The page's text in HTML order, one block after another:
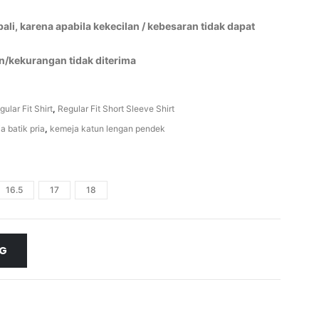
karena apabila kekecilan / kebesaran tidak dapat
kekurangan tidak diterima
Fit Shirt, Regular Fit Short Sleeve Shirt
batik pria, kemeja katun lengan pendek
16.5 17 18